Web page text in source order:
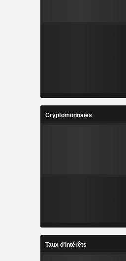
Cryptomonnaies
Taux d'Intérêts